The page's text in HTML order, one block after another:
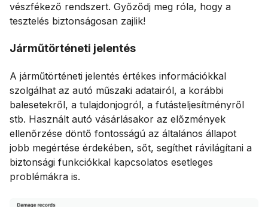
vészfékező rendszert. Győződj meg róla, hogy a
tesztelés biztonságosan zajlik!
Járműtörténeti jelentés
A járműtörténeti jelentés értékes információkkal
szolgálhat az autó műszaki adatairól, a korábbi
balesetekről, a tulajdonjogról, a futásteljesítményről
stb. Használt autó vásárlásakor az előzmények
ellenőrzése döntő fontosságú az általános állapot
jobb megértése érdekében, sőt, segíthet rávilágítani a
biztonsági funkciókkal kapcsolatos esetleges
problémákra is.